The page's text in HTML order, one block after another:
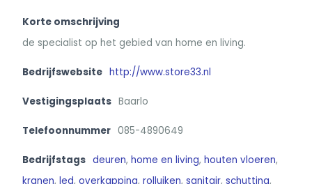
Korte omschrijving
de specialist op het gebied van home en living.
Bedrijfswebsite http://www.store33.nl
Vestigingsplaats Baarlo
Telefoonnummer 085-4890649
Bedrijfstags deuren, home en living, houten vloeren,
kranen, led, overkapping, rolluiken, sanitair, schutting,